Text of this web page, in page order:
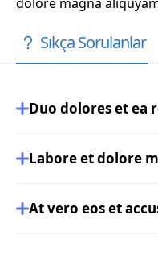
Sıkça Sorulanlar
Duo dolores et ea
Labore et dolore
At vero eos et